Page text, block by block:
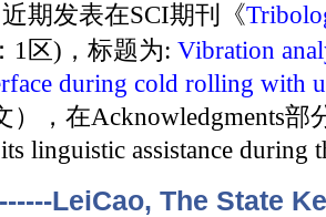
近期发表在SCI期刊《
1区)，标题为: Vibration
during cold rolling with
），在Acknowledgments部
linguistic assistance during
LeiCao, The State